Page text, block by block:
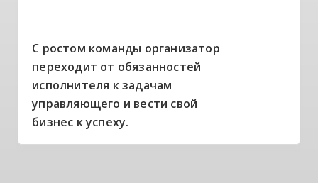
С ростом команды организатор
переходит от обязанностей
исполнителя к задачам
управляющего и вести свой
бизнес к успеху.